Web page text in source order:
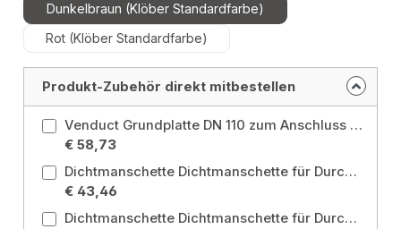
Dunkelbraun (Klöber Standardfarbe)
Rot (Klöber Standardfarbe)
Produkt-Zubehör direkt mitbestellen
Venduct Grundplatte DN 110 zum Anschluss an Schiefer/Dachschindeln dunkelgrau Farbe: Dunkelgrau (Klöber Standardfarbe)
€ 58,73
Dichtmanschette Dichtmanschette für Durchmesser 42 mm - 55 mm Durchmesser: 42 - 55 mm
€ 43,46
Dichtmanschette Dichtmanschette für Durchmesser 50 mm - 70 mm Durchmesser: 50 - 70 mm